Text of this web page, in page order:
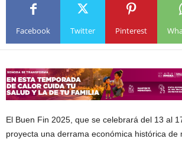
Facebook Twitter Pinterest
El Buen Fin 2025, que se celebrará del 13 al
proyecta una derrama económica histórica de